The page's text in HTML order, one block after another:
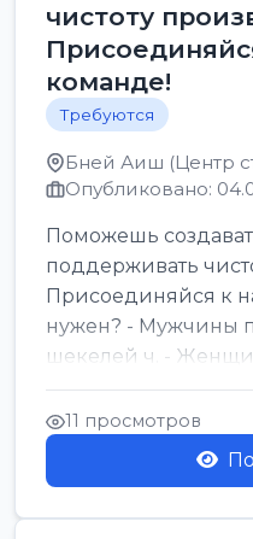
чистоту
команде!
Требуются
Бней Аиш (Центр
Опубликовано:
Поможешь
поддерживать
Присоединяйся к
нужен? - Мужчины
шекелей ч. -
шекеля ч. График...
11 просмотров